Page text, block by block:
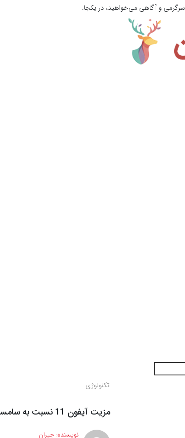
و آگاهی می‌خواهید، در یکجا.
تکنولوژی
مزیت آیفون 11 نسبت به سامسونگ نوت 10
نویسنده: جیران